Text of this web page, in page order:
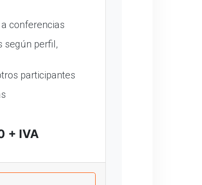
conferencias
según perfil,
participantes
+ IVA